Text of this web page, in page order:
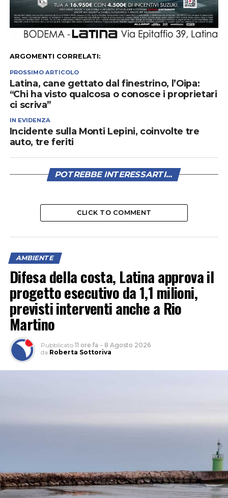
ARGOMENTI CORRELATI:
PROSSIMO ARTICOLO
Latina, cane gettato dal finestrino, l’Oipa:
“Chi ha visto qualcosa o conosce i proprietari
ci scriva”
IN EVIDENZA
Incidente sulla Monti Lepini, coinvolte tre
auto, tre feriti
POTREBBE INTERESSARTI...
CLICK TO COMMENT
AMBIENTE
Difesa della costa, Latina approva il
progetto esecutivo da 1,1 milioni,
previsti interventi anche a Rio
Martino
Pubblicato 11 ore fa – 8 Agosto 2026
da Roberta Sottoriva